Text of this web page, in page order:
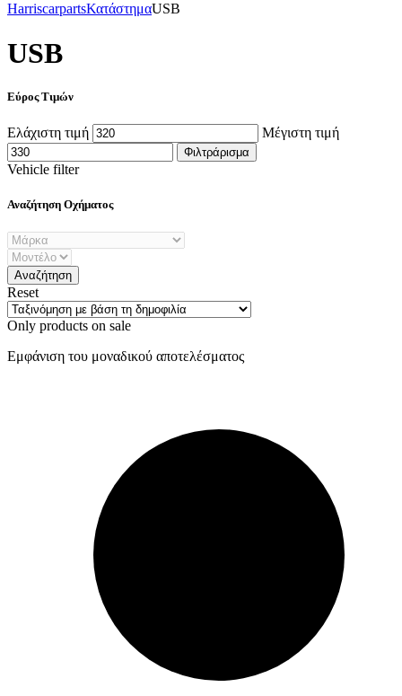
HarriscarpartsΚατάστημαUSB
USB
Εύρος Τιμών
Ελάχιστη τιμή Μέγιστη τιμή
Φιλτράρισμα
Vehicle filter
Αναζήτηση Οχήματος
Reset
Only products on sale
Εμφάνιση του μοναδικού αποτελέσματος